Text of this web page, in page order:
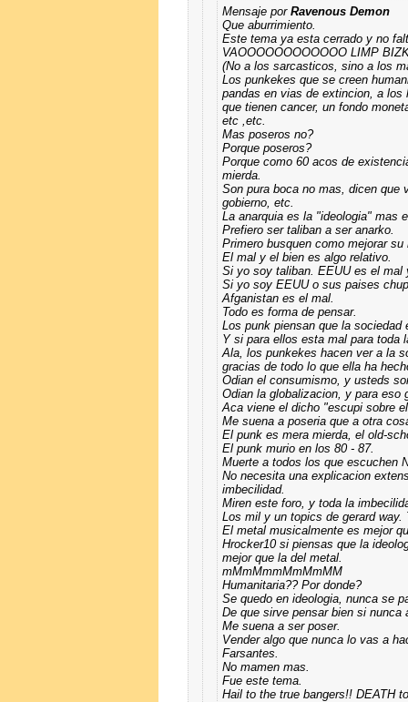
Mensaje por Ravenous Demon
Que aburrimiento.
Este tema ya esta cerrado y no
VAOOOOOOOOOOOO LIMP
(No a los sarcasticos, sino a los
Los punkekes que se creen
pandas en vias de extincion, a
que tienen cancer, un fondo
etc ,etc.
Mas poseros no?
Porque poseros?
Porque como 60 aсos de
mierda.
Son pura boca no mas, dicen que
gobierno, etc.
La anarquia es la "ideologia" mas
Prefiero ser taliban a ser anarko.
Primero busquen como mejorar
El mal y el bien es algo relativo.
Si yo soy taliban. EEUU es el mal
Si yo soy EEUU o sus paises
Afganistan es el mal.
Todo es forma de pensar.
Los punk piensan que la sociedad
Y si para ellos esta mal para toda
Ala, los punkekes hacen ver a la
gracias de todo lo que ella ha
Odian el consumismo, y usteds
Odian la globalizacion, y para eso
Aca viene el dicho "escupi sobre
Me suena a poseria que a otra
El punk es mera mierda, el old-
El punk murio en los 80 - 87.
Muerte a todos los que escuchen
No necesita una explicacion
imbecilidad.
Miren este foro, y toda la
Los mil y un topics de gerard way.
El metal musicalmente es mejor
Hrocker10 si piensas que la
mejor que la del metal.
mMmMmmMmMmMM
Humanitaria?? Por donde?
Se quedo en ideologia, nunca se
De que sirve pensar bien si nunca
Me suena a ser poser.
Vender algo que nunca lo vas a
Farsantes.
No mamen mas.
Fue este tema.
Hail to the true bangers!! DEATH